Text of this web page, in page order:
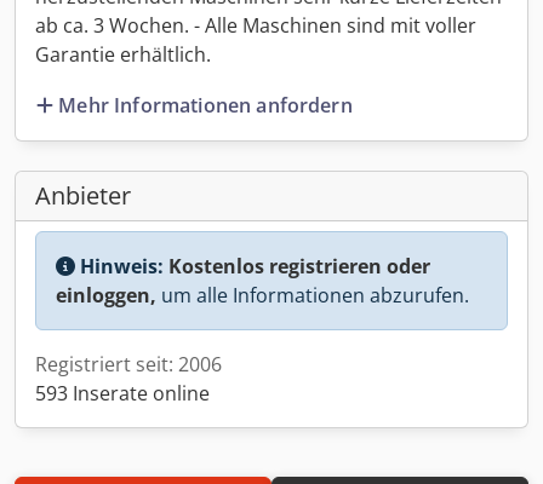
ab ca. 3 Wochen. - Alle Maschinen sind mit voller
Garantie erhältlich.
Mehr Informationen anfordern
Anbieter
Hinweis: Kostenlos registrieren oder
einloggen, um alle Informationen abzurufen.
Registriert seit: 2006
593 Inserate online